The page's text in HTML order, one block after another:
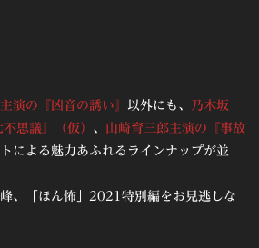
演の『凶音の誘い』 以外にも、
乃木坂
思議』（仮） 、 山崎育三郎主演の『事故
による魅力あふれるラインナップが並
、「ほん怖」2021特別編をお見逃しな